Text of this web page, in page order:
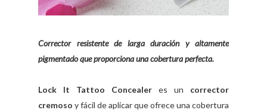
Corrector resistente de larga duración y altamente
pigmentado que proporciona una cobertura perfecta.
Lock It Tattoo Concealer es un corrector
cremoso y fácil de aplicar que ofrece una cobertura